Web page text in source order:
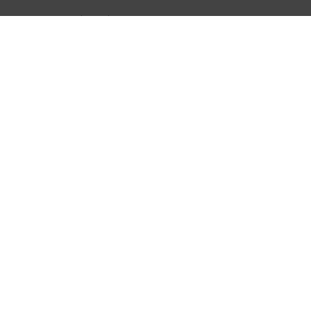
συγγραφέα(2003) Μαρία Πανουργιά